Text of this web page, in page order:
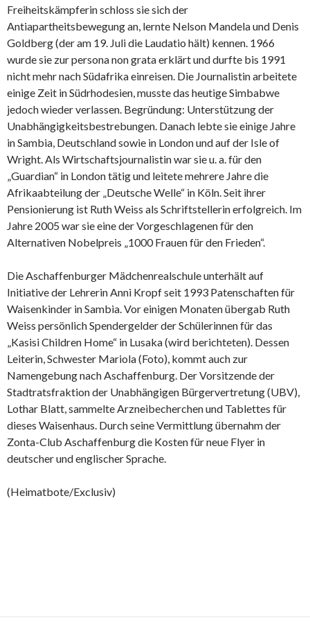
Freiheitskämpferin schloss sie sich der
Antiapartheitsbewegung an, lernte Nelson Mandela und Denis
Goldberg (der am 19. Juli die Laudatio hält) kennen. 1966
wurde sie zur persona non grata erklärt und durfte bis 1991
nicht mehr nach Südafrika einreisen. Die Journalistin arbeitete
einige Zeit in Südrhodesien, musste das heutige Simbabwe
jedoch wieder verlassen. Begründung: Unterstützung der
Unabhängigkeitsbestrebungen. Danach lebte sie einige Jahre
in Sambia, Deutschland sowie in London und auf der Isle of
Wright. Als Wirtschaftsjournalistin war sie u. a. für den
„Guardian“ in London tätig und leitete mehrere Jahre die
Afrikaabteilung der „Deutsche Welle“ in Köln. Seit ihrer
Pensionierung ist Ruth Weiss als Schriftstellerin erfolgreich. Im
Jahre 2005 war sie eine der Vorgeschlagenen für den
Alternativen Nobelpreis „1000 Frauen für den Frieden“.
Die Aschaffenburger Mädchenrealschule unterhält auf
Initiative der Lehrerin Anni Kropf seit 1993 Patenschaften für
Waisenkinder in Sambia. Vor einigen Monaten übergab Ruth
Weiss persönlich Spendergelder der Schülerinnen für das
„Kasisi Children Home“ in Lusaka (wird berichteten). Dessen
Leiterin, Schwester Mariola (Foto), kommt auch zur
Namengebung nach Aschaffenburg. Der Vorsitzende der
Stadtratsfraktion der Unabhängigen Bürgervertretung (UBV),
Lothar Blatt, sammelte Arzneibecherchen und Tablettes für
dieses Waisenhaus. Durch seine Vermittlung übernahm der
Zonta-Club Aschaffenburg die Kosten für neue Flyer in
deutscher und englischer Sprache.
(Heimatbote/Exclusiv)